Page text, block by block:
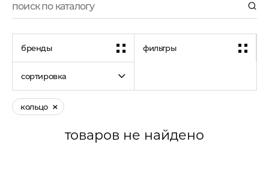
бренды фильтры
сортировка
кольцо
товаров не найдено